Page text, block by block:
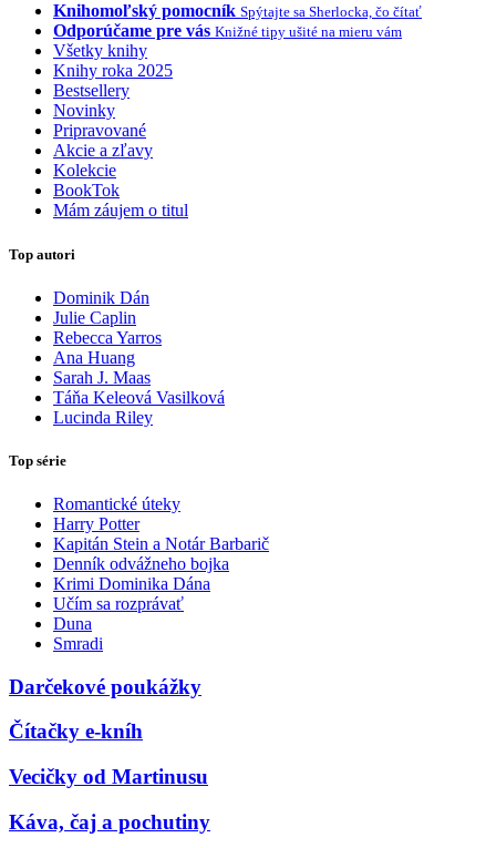
Knihomoľský pomocník Spýtajte sa Sherlocka, čo čítať
Odporúčame pre vás Knižné tipy ušité na mieru vám
Všetky knihy
Knihy roka 2025
Bestsellery
Novinky
Pripravované
Akcie a zľavy
Kolekcie
BookTok
Mám záujem o titul
Top autori
Dominik Dán
Julie Caplin
Rebecca Yarros
Ana Huang
Sarah J. Maas
Táňa Keleová Vasilková
Lucinda Riley
Top série
Romantické úteky
Harry Potter
Kapitán Stein a Notár Barbarič
Denník odvážneho bojka
Krimi Dominika Dána
Učím sa rozprávať
Duna
Smradi
Darčekové poukážky
Čítačky e-kníh
Vecičky od Martinusu
Káva, čaj a pochutiny